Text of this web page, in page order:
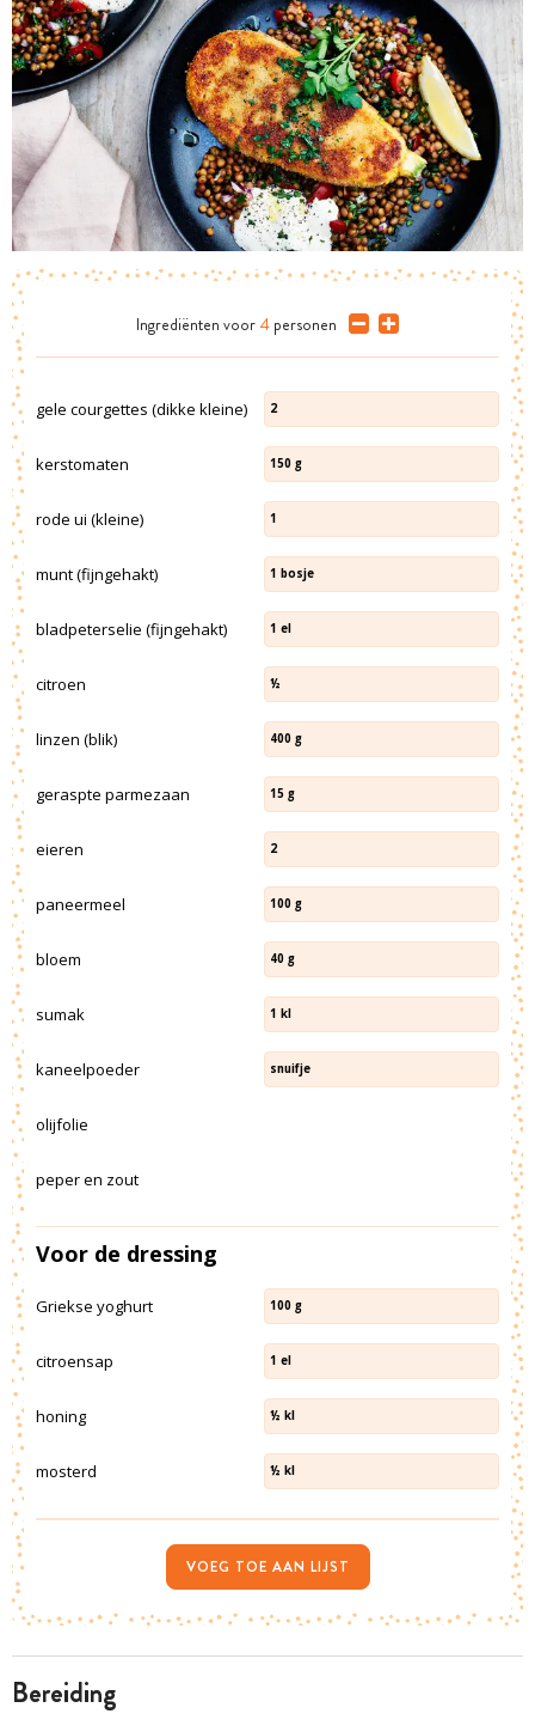
bereiding
Ingrediënten voor 4 personen
gele courgettes (dikke kleine) 2
kerstomaten 150 g
rode ui (kleine) 1
munt (fijngehakt) 1 bosje
bladpeterselie (fijngehakt) 1 el
citroen ½
linzen (blik) 400 g
geraspte parmezaan 15 g
eieren 2
paneermeel 100 g
bloem 40 g
sumak 1 kl
kaneelpoeder snuifje
olijfolie
peper en zout
Voor de dressing
Griekse yoghurt 100 g
citroensap 1 el
honing ½ kl
mosterd ½ kl
VOEG TOE AAN LIJST